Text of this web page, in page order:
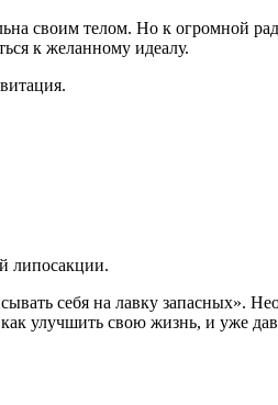
своим телом. Но к огромной
к желанному идеалу.
липосакции.
себя на лавку запасных».
улучшить свою жизнь, и уже